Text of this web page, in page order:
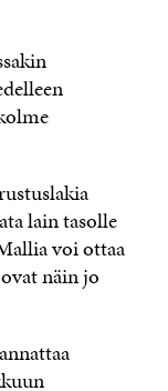
lain tasolle
voi ottaa
näin jo